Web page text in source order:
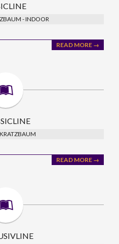
- INDOOR
READ MORE →
READ MORE →